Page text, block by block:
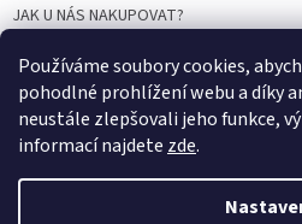
Používáme soubory cookies,
pohodlné prohlížení webu a díky
neustále zlepšovali jeho funkce,
informací najdete zde.
JAK U NÁS NAKUPOVAT?
Odstoupení od smlouvy
Reklamační protokol
Vytvořil